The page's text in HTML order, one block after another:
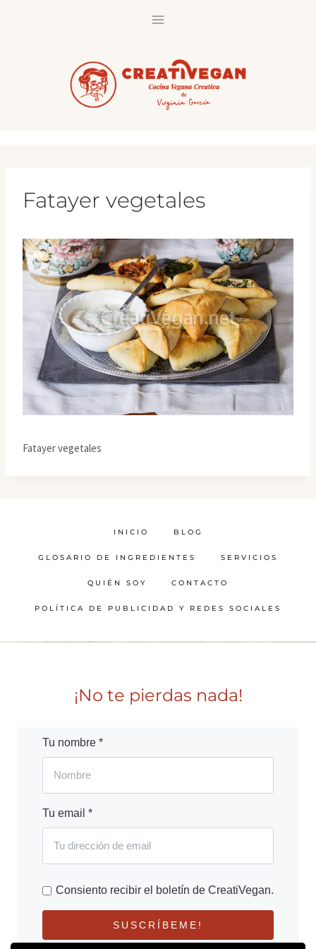
Fatayer vegetales
Fatayer vegetales
INICIO BLOG
GLOSARIO DE INGREDIENTES SERVICIOS
QUIÉN SOY CONTACTO
POLÍTICA DE PUBLICIDAD Y REDES SOCIALES
¡No te pierdas nada!
Tu nombre *
Tu email *
Consiento recibir el boletín de CreatiVegan.
SUSCRÍBEME!